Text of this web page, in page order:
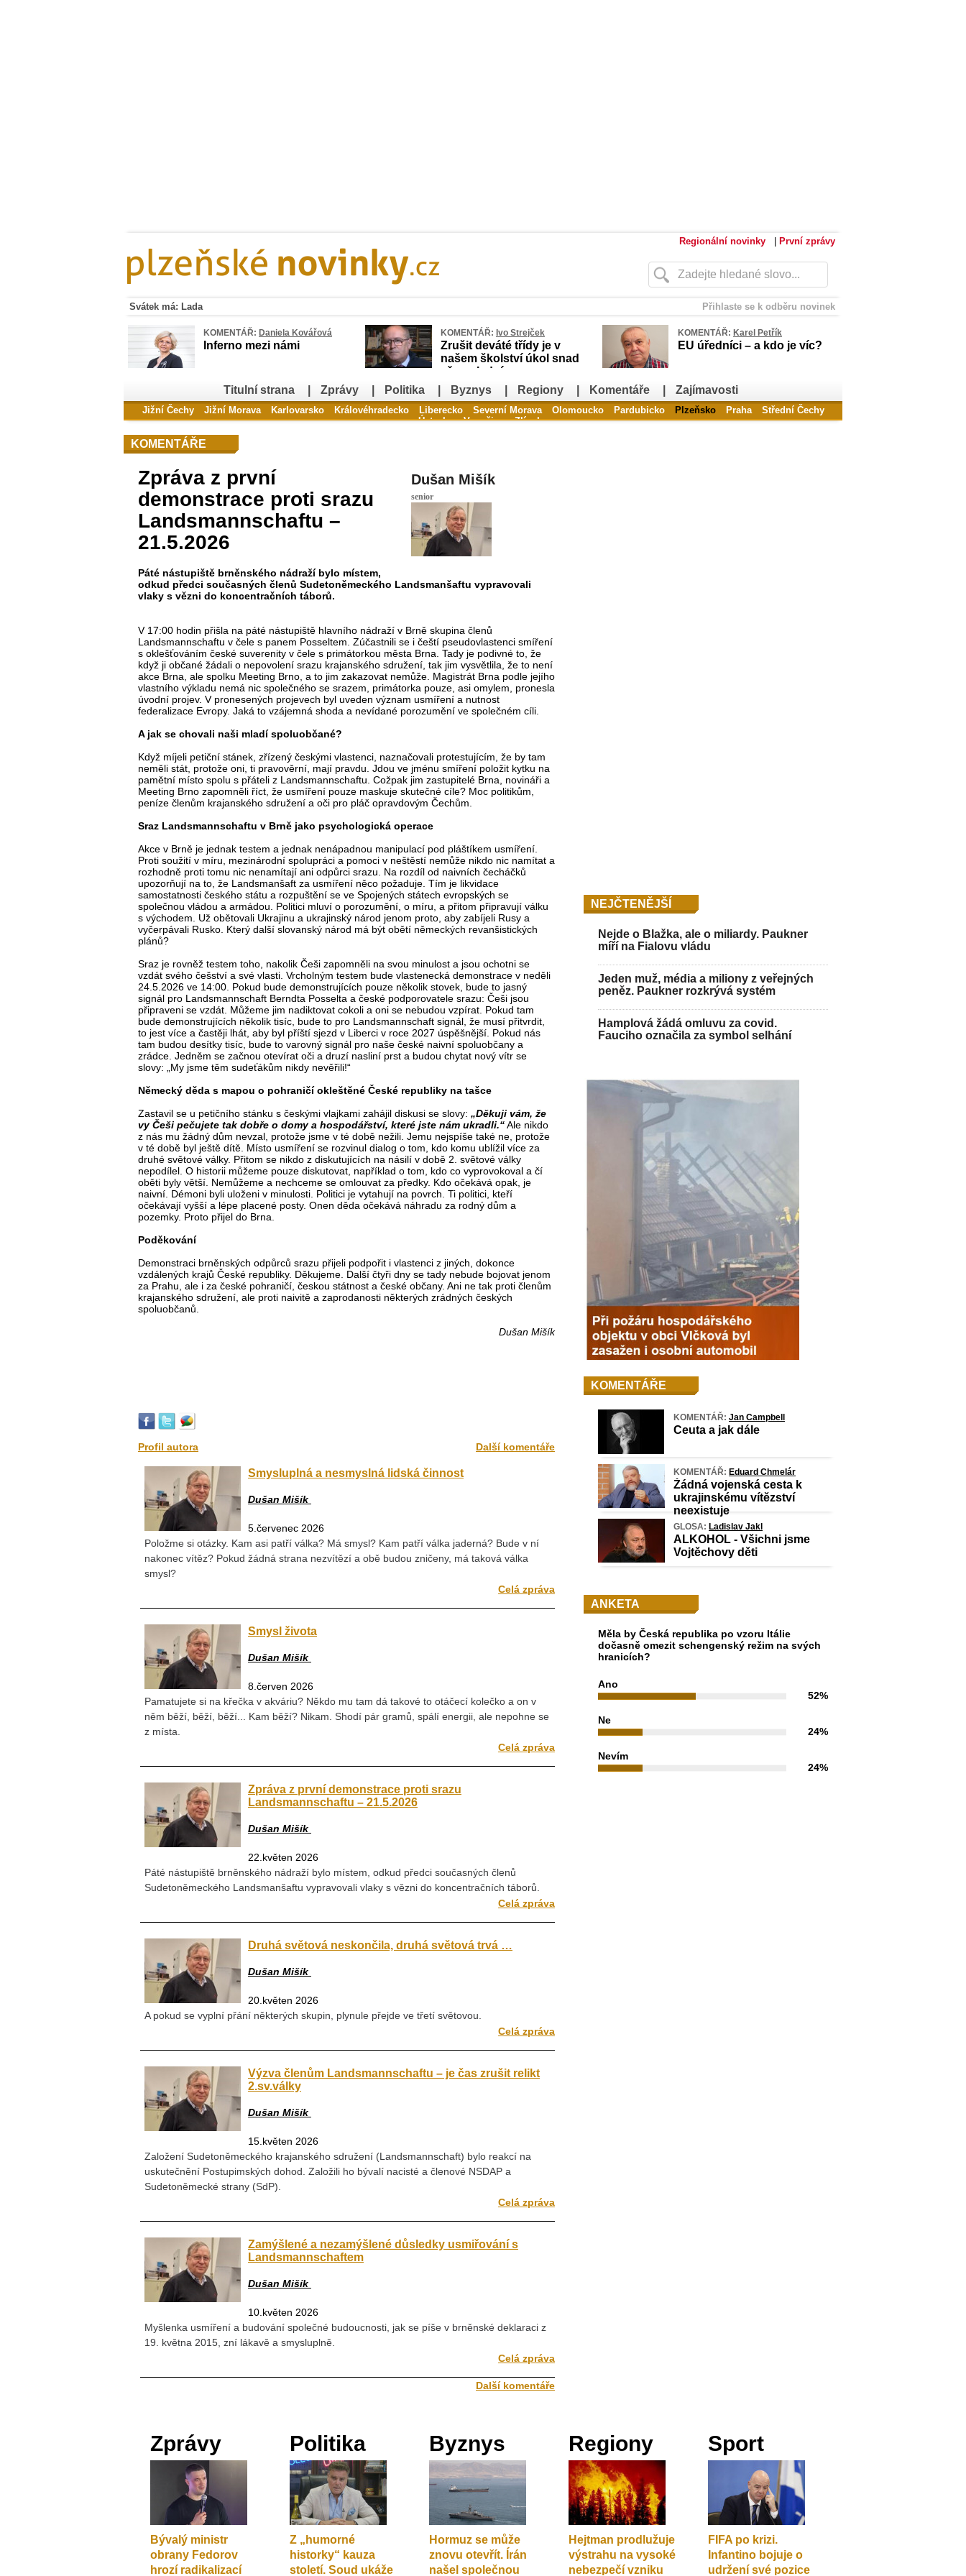
Regionální novinky První zprávy
Přihlaste se k odběru novinek
Svátek má: Lada
KOMENTÁŘ: Daniela Kovářová
Inferno mezi námi
KOMENTÁŘ: Ivo Strejček
Zrušit deváté třídy je v
našem školství úkol snad
až poslední
KOMENTÁŘ: Karel Petřík
EU úředníci – a kdo je víc?
Titulní strana Zprávy Politika Byznys Regiony Komentáře Zajímavosti
Jižní Čechy Jižní Morava Karlovarsko Královéhradecko Liberecko Severní Morava Olomoucko Pardubicko Plzeňsko Praha
Střední Čechy
Ústecko
Vysočina Zlínsko
KOMENTÁŘE
Dušan Mišík
senior
Zpráva z první
demonstrace proti srazu
Landsmannschaftu –
21.5.2026
Páté nástupiště brněnského nádraží bylo místem,
odkud předci současných členů Sudetoněmeckého Landsmanšaftu vypravovali
vlaky s vězni do koncentračních táborů.
V 17:00 hodin přišla na páté nástupiště hlavního nádraží v Brně skupina členů
Landsmannschaftu v čele s panem Posseltem. Zúčastnili se i čeští pseudovlastenci smíření
s oklešťováním české suverenity v čele s primátorkou města Brna. Tady je podivné to, že
když ji občané žádali o nepovolení srazu krajanského sdružení, tak jim vysvětlila, že to není
akce Brna, ale spolku Meeting Brno, a to jim zakazovat nemůže. Magistrát Brna podle jejího
vlastního výkladu nemá nic společného se srazem, primátorka pouze, asi omylem, pronesla
úvodní projev. V pronesených projevech byl uveden význam usmíření a nutnost
federalizace Evropy. Jaká to vzájemná shoda a nevídané porozumění ve společném cíli.
A jak se chovali naši mladí spoluobčané?
Když míjeli petiční stánek, zřízený českými vlastenci, naznačovali protestujícím, že by tam
neměli stát, protože oni, ti pravověrní, mají pravdu. Jdou ve jménu smíření položit kytku na
pamětní místo spolu s přáteli z Landsmannschaftu. Cožpak jim zastupitelé Brna, novináři a
Meeting Brno zapomněli říct, že usmíření pouze maskuje skutečné cíle? Moc politikům,
peníze členům krajanského sdružení a oči pro pláč opravdovým Čechům.
Sraz Landsmannschaftu v Brně jako psychologická operace
Akce v Brně je jednak testem a jednak nenápadnou manipulací pod pláštíkem usmíření.
Proti soužití v míru, mezinárodní spolupráci a pomoci v neštěstí nemůže nikdo nic namítat a
rozhodně proti tomu nic nenamítají ani odpůrci srazu. Na rozdíl od naivních čecháčků
upozorňují na to, že Landsmanšaft za usmíření něco požaduje. Tím je likvidace
samostatnosti českého státu a rozpuštění se ve Spojených státech evropských se
společnou vládou a armádou. Politici mluví o porozumění, o míru, a přitom připravují válku
s východem. Už obětovali Ukrajinu a ukrajinský národ jenom proto, aby zabíjeli Rusy a
vyčerpávali Rusko. Který další slovanský národ má být obětí německých revanšistických
plánů?
Sraz je rovněž testem toho, nakolik Češi zapomněli na svou minulost a jsou ochotni se
vzdát svého češství a své vlasti. Vrcholným testem bude vlastenecká demonstrace v neděli
24.5.2026 ve 14:00. Pokud bude demonstrujících pouze několik stovek, bude to jasný
signál pro Landsmannschaft Berndta Posselta a české podporovatele srazu: Češi jsou
připraveni se vzdát. Můžeme jim nadiktovat cokoli a oni se nebudou vzpírat. Pokud tam
bude demonstrujících několik tisíc, bude to pro Landsmannschaft signál, že musí přitvrdit,
to jest více a častěji lhát, aby byl příští sjezd v Liberci v roce 2027 úspěšnější. Pokud nás
tam budou desítky tisíc, bude to varovný signál pro naše české naivní spoluobčany a
zrádce. Jedněm se začnou otevírat oči a druzí nasliní prst a budou chytat nový vítr se
slovy: „My jsme těm sudeťákům nikdy nevěřili!“
Německý děda s mapou o pohraničí okleštěné České republiky na tašce
Zastavil se u petičního stánku s českými vlajkami zahájil diskusi se slovy: „Děkuji vám, že
vy Češi pečujete tak dobře o domy a hospodářství, které jste nám ukradli.“Ale nikdo
z nás mu žádný dům nevzal, protože jsme v té době nežili. Jemu nejspíše také ne, protože
v té době byl ještě dítě. Místo usmíření se rozvinul dialog o tom, kdo komu ublížil více za
druhé světové války. Přitom se nikdo z diskutujících na násilí v době 2. světové války
nepodílel. O historii můžeme pouze diskutovat, například o tom, kdo co vyprovokoval a čí
oběti byly větší. Nemůžeme a nechceme se omlouvat za předky. Kdo očekává opak, je
naivní. Démoni byli uloženi v minulosti. Politici je vytahují na povrch. Ti politici, kteří
očekávají vyšší a lépe placené posty. Onen děda očekává náhradu za rodný dům a
pozemky. Proto přijel do Brna.
Poděkování
Demonstraci brněnských odpůrců srazu přijeli podpořit i vlastenci z jiných, dokonce
vzdálených krajů České republiky. Děkujeme. Další čtyři dny se tady nebude bojovat jenom
za Prahu, ale i za české pohraničí, českou státnost a české občany. Ani ne tak proti členům
krajanského sdružení, ale proti naivitě a zaprodanosti některých zrádných českých
spoluobčanů.
Dušan Mišík
Profil autora Další komentáře
Smysluplná a nesmyslná lidská činnost
Dušan Mišík
5.červenec 2026
Položme si otázky. Kam asi patří válka? Má smysl? Kam patří válka jaderná? Bude v ní
nakonec vítěz? Pokud žádná strana nezvítězí a obě budou zničeny, má taková válka
smysl?
Celá zpráva
Smysl života
Dušan Mišík
8.červen 2026
Pamatujete si na křečka v akváriu? Někdo mu tam dá takové to otáčecí kolečko a on v
něm běží, běží, běží... Kam běží? Nikam. Shodí pár gramů, spálí energii, ale nepohne se
z místa.
Celá zpráva
Zpráva z první demonstrace proti srazu
Landsmannschaftu – 21.5.2026
Dušan Mišík
22.květen 2026
Páté nástupiště brněnského nádraží bylo místem, odkud předci současných členů
Sudetoněmeckého Landsmanšaftu vypravovali vlaky s vězni do koncentračních táborů.
Celá zpráva
Druhá světová neskončila, druhá světová trvá …
Dušan Mišík
20.květen 2026
A pokud se vyplní přání některých skupin, plynule přejde ve třetí světovou.
Celá zpráva
Výzva členům Landsmannschaftu – je čas zrušit relikt
2.sv.války
Dušan Mišík
15.květen 2026
Založení Sudetoněmeckého krajanského sdružení (Landsmannschaft) bylo reakcí na
uskutečnění Postupimských dohod. Založili ho bývalí nacisté a členové NSDAP a
Sudetoněmecké strany (SdP).
Celá zpráva
Zamýšlené a nezamýšlené důsledky usmiřování s
Landsmannschaftem
Dušan Mišík
10.květen 2026
Myšlenka usmíření a budování společné budoucnosti, jak se píše v brněnské deklaraci z
19. května 2015, zní lákavě a smysluplně.
Celá zpráva
Další komentáře
NEJČTENĚJŠÍ
Nejde o Blažka, ale o miliardy. Paukner
míří na Fialovu vládu
Jeden muž, média a miliony z veřejných
peněz. Paukner rozkrývá systém
Hamplová žádá omluvu za covid.
Fauciho označila za symbol selhání
KOMENTÁŘE
KOMENTÁŘ: Jan Campbell
Ceuta a jak dále
KOMENTÁŘ: Eduard Chmelár
Žádná vojenská cesta k
ukrajinskému vítězství
neexistuje
GLOSA: Ladislav Jakl
ALKOHOL - Všichni jsme
Vojtěchovy děti
ANKETA
Měla by Česká republika po vzoru Itálie
dočasně omezit schengenský režim na svých
hranicích?
Ano
52%
Ne
24%
Nevím
24%
Zprávy
Bývalý ministr
obrany Fedorov
hrozí radikalizací
Politika
Z „humorné
historky“ kauza
století. Soud ukáže
Byznys
Hormuz se může
znovu otevřít. Írán
našel společnou
Regiony
Hejtman prodlužuje
výstrahu na vysoké
nebezpečí vzniku
Sport
FIFA po krizi.
Infantino bojuje o
udržení své pozice